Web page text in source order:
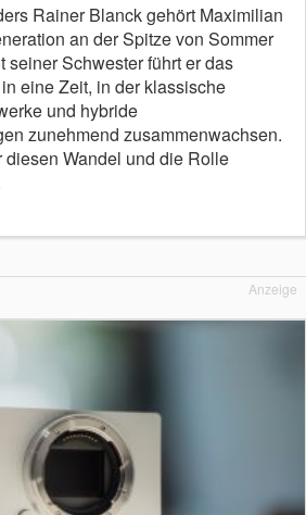
Rainer Blanck gehört Maximilian
an der Spitze von Sommer
seiner Schwester führt er das
eine Zeit, in der klassische
und hybride
zunehmend zusammenwachsen.
diesen Wandel und die Rolle
Anzeige